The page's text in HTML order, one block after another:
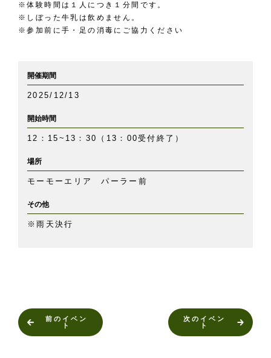
※体験時間は１人につき１分間です。
※しぼった牛乳は飲めません。
※参加前に手・足の消毒にご協力ください
開催期間
2025/12/13
開始時間
12：15~13：30（13：00受付終了）
場所
モーモーエリア パーラー前
その他
※雨天決行
前のイベン
ト
次のイベン
ト